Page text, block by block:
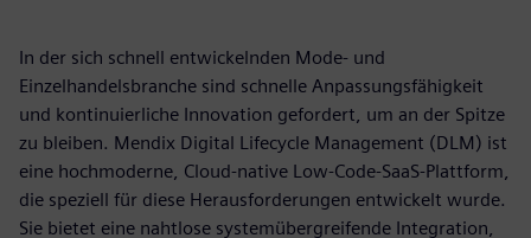
In der sich schnell entwickelnden Mode- und
Einzelhandelsbranche sind schnelle Anpassungsfähigkeit
und kontinuierliche Innovation gefordert, um an der Spitze
zu bleiben. Mendix Digital Lifecycle Management (DLM) ist
eine hochmoderne, Cloud-native Low-Code-SaaS-Plattform,
die speziell für diese Herausforderungen entwickelt wurde.
Sie bietet eine nahtlose systemübergreifende Integration,